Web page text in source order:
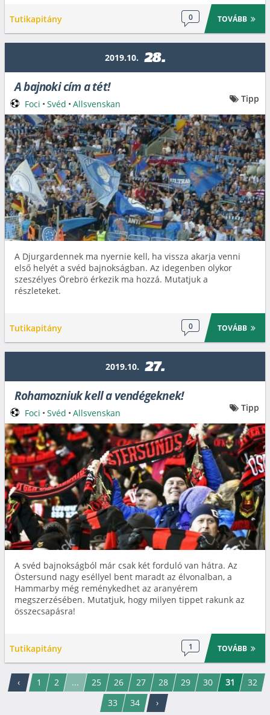
Tutikapitány 0 TOVÁBB
2019.10. 28.
A bajnoki cím a tét!
A Djurgardennek ma nyernie kell, ha vissza akarja venni
első helyét a svéd bajnokságban. Az idegenben olykor
szeszélyes Örebrö érkezik ma hozzá. Mutatjuk a
részleteket.
Tutikapitány 0 TOVÁBB
Foci • Svéd • Allsvenskan Tipp
2019.10. 27.
Rohamozniuk kell a vendégeknek!
A svéd bajnokságból már csak két forduló van hátra. Az
Östersund nagy eséllyel bent maradt az élvonalban, a
Hammarby még reménykedhet az aranyérem
megszerzésében. Mutatjuk, hogy milyen tippet rakunk az
összecsapásra!
Tutikapitány 1 TOVÁBB
Foci • Svéd • Allsvenskan Tipp
‹ 1 2 ... 25 26 27 28 29 30 31
32
33
34 ›